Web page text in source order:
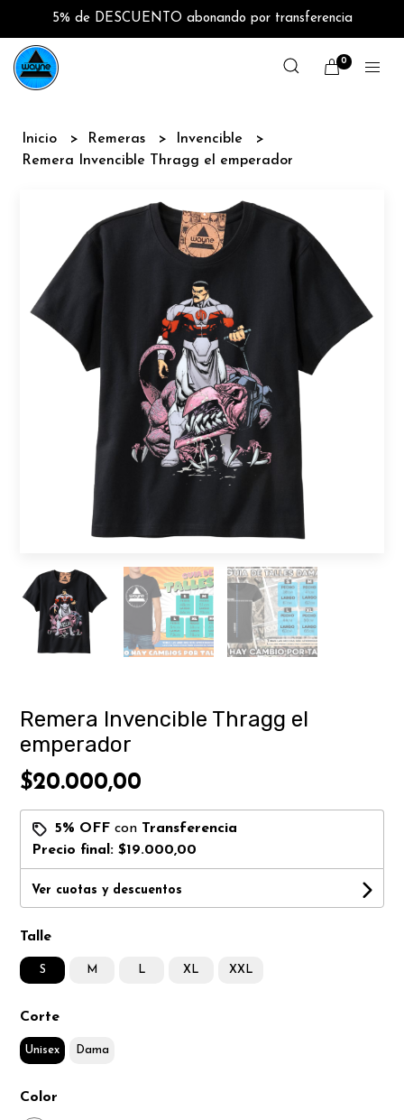
5% de DESCUENTO abonando por transferencia
0
Inicio Remeras
Invencible
Remera Invencible Thragg el emperador
Remera Invencible Thragg el
emperador
$20.000,00
5% OFF con Transferencia
Precio final:$19.000,00
Ver cuotas y descuentos
Talle
S M L XL XXL
Corte
Unisex Dama
Color